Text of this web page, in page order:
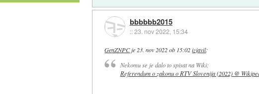
bbbbbb2015
::23. nov 2022, 15:34
GenZNPCje23. nov 2022 ob 15:02 izjavil:
Nekomu se je dalo to spisat na Wiki:
Referendum o zakonu o RTV Slovenija (2022) @